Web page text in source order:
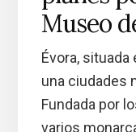
Museo
Évora, situada
una ciudades
Fundada por
varios